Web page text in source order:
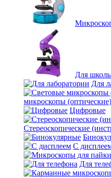
Для
Для
микроскопы (оптические)
Цифровые
Стереоскопические
С
Для